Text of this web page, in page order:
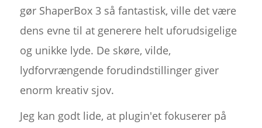
gør ShaperBox 3 så fantastisk, ville det være
dens evne til at generere helt uforudsigelige
og unikke lyde. De skøre, vilde,
lydforvrængende forudindstillinger giver
enorm kreativ sjov.
Jeg kan godt lide, at plugin'et fokuserer på